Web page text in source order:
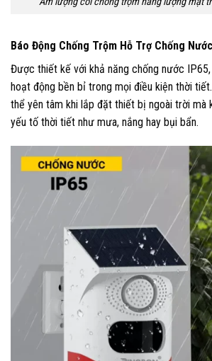
Báo Động Chống Trộm Hỗ Trợ Chống
Được thiết kế với khả năng chống nước IP65,
hoạt động bền bỉ trong mọi điều kiện thời
thể yên tâm khi lắp đặt thiết bị ngoài trời mà
yếu tố thời tiết như mưa, nắng hay bụi bẩn.